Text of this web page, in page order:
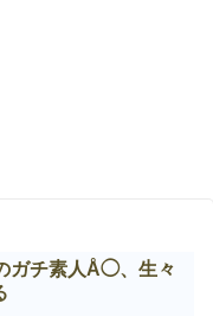
ガチ素人Å◯、生々